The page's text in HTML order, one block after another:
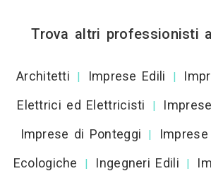
Trova altri professionisti
Architetti | Imprese Edili |
Elettrici ed Elettricisti
|
Imprese di Ponteggi |
Ecologiche
| Ingegneri Edili |